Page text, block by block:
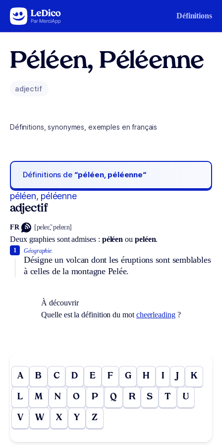
Aller au contenu Définitions
Péléen, Péléenne
adjectif
Définitions, synonymes, exemples en français
Définitions de “péléen, péléenne“
péléen, péléenne
adjectif
FR [peleɛ̃, peleɛn]
Deux graphies sont admises : péléen ou peléen.
Géographie.
Désigne un volcan dont les éruptions sont semblables
à celles de la montagne Pelée.
1
À découvrir
Quelle est la définition du mot cheerleading?
A B C D E F G H I J K
L M N O P Q R S T U
V W X Y Z